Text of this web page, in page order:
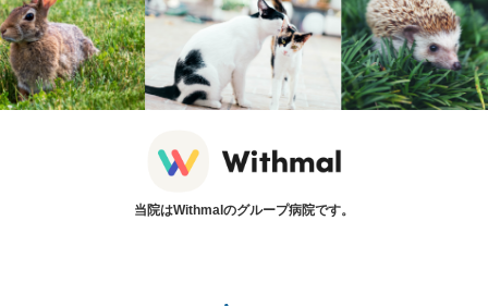
当院はWithmalのグループ病院です。